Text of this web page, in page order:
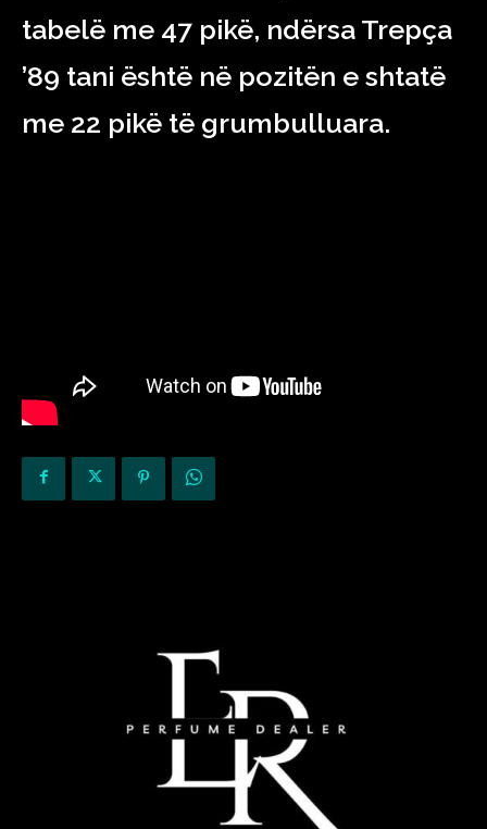
tabelë me 47 pikë, ndërsa Trepça
’89 tani është në pozitën e shtatë
me 22 pikë të grumbulluara.